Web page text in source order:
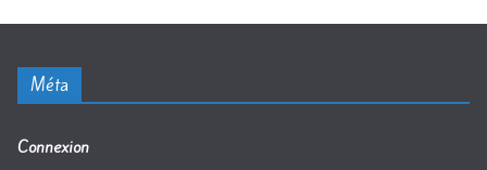
Méta
Connexion